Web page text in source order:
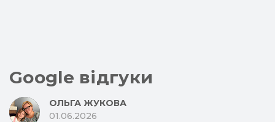
Google відгуки
ОЛЬГА ЖУКОВА
01.06.2026